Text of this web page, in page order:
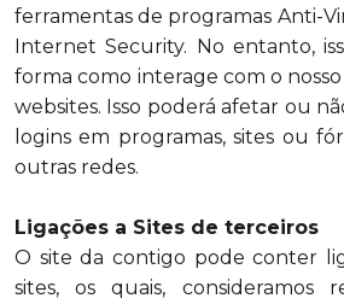
ferramentas de programas Anti-
Internet Security. No entanto,
forma como interage com o
websites. Isso poderá afetar ou
logins em programas, sites ou
outras redes.
Ligações a Sites de terceiros
O site da contigo pode conter
sites, os quais, consideramos